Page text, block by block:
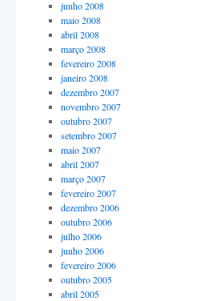
junho 2008
maio 2008
abril 2008
março 2008
fevereiro 2008
janeiro 2008
dezembro 2007
novembro 2007
outubro 2007
setembro 2007
maio 2007
abril 2007
março 2007
fevereiro 2007
dezembro 2006
outubro 2006
julho 2006
junho 2006
fevereiro 2006
outubro 2005
abril 2005